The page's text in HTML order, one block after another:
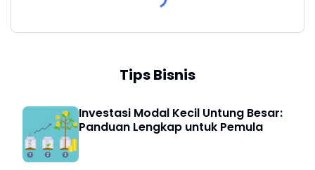
Tips Bisnis
Investasi Modal Kecil Untung Besar:
Panduan Lengkap untuk Pemula